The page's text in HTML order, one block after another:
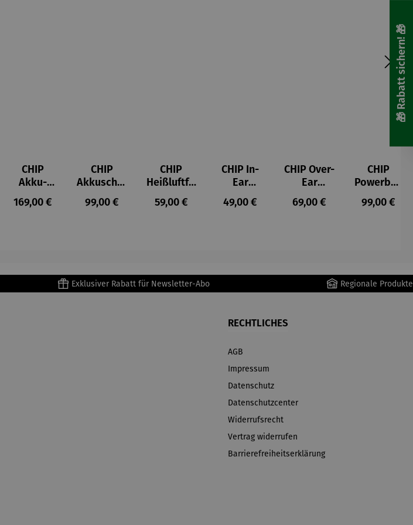
CHIP
Akku-
Staubsau
ger DS02
Regulärer Preis:
169,00 €
CHIP
Akkuschra
uber
Regulärer Preis:
99,00 €
CHIP
Heißluftfri
tteuse
Regulärer Preis:
59,00 €
CHIP In-
Ear
Kopfhörer
Schwarz
Regulärer Preis:
49,00 €
CHIP Over-
Ear
Kopfhörer
Regulärer Preis:
69,00 €
CHIP
Powerban
k
Regulärer
99,00 €
Exklusiver Rabatt für Newsletter-Abo Regionale Produkte
RECHTLICHES
AGB
Impressum
Datenschutz
Datenschutzcenter
Widerrufsrecht
Vertrag widerrufen
Barrierefreiheitserklärung
🎁 Rabatt sichern! 🎁